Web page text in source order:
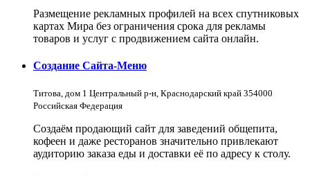
Размещение рекламных профилей на всех спутниковых
картах Мира без ограничения срока для рекламы
товаров и услуг с продвижением сайта онлайн.
Создание Сайта-Меню
Титова, дом 1 Центральный р-н, Краснодарский край 354000
Российская Федерация
Создаём продающий сайт для заведений общепита,
кофеен и даже ресторанов значительно привлекают
аудиторию заказа еды и доставки её по адресу к столу.